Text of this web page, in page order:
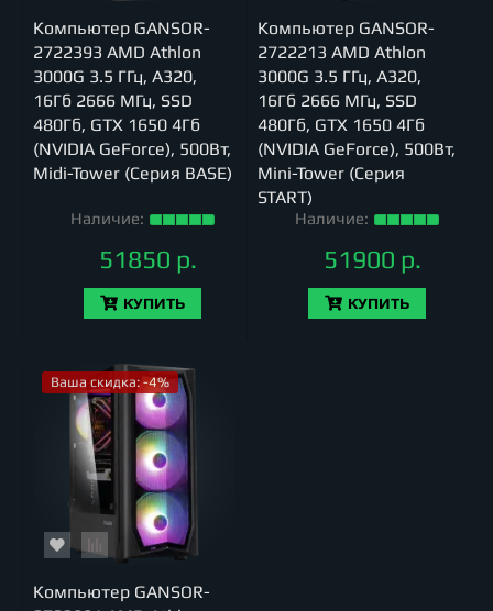
Компьютер GANSOR-
2722393 AMD Athlon
3000G 3.5 ГГц, A320,
16Гб 2666 МГц, SSD
480Гб, GTX 1650 4Гб
(NVIDIA GeForce), 500Вт,
Midi-Tower (Серия BASE)
Наличие:
51850 р.
КУПИТЬ
Компьютер GANSOR-
2722213 AMD Athlon
3000G 3.5 ГГц, A320,
16Гб 2666 МГц, SSD
480Гб, GTX 1650 4Гб
(NVIDIA GeForce), 500Вт,
Mini-Tower (Серия
START)
Наличие:
51900 р.
КУПИТЬ
Ваша скидка: -4%
Компьютер GANSOR-